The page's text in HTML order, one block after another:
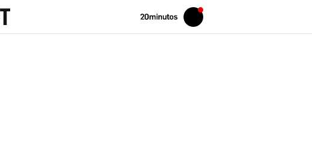
Volver
Iniciar
sesión